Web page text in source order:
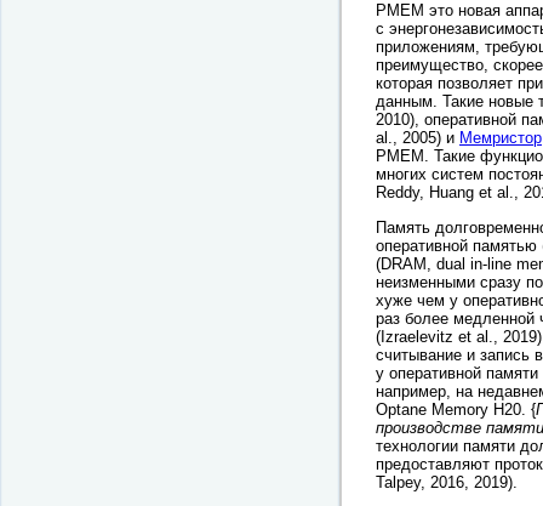
PMEM это новая
с
приложениям,
преимущество,
которая позволяет
данным. Такие новые
2010), оперативной
al., 2005) и Мемристор
PMEM. Такие
многих систем
Reddy, Huang et al.,
Память
оперативной
(DRAM, dual in-line
неизменными сразу
хуже чем у
раз более медленной
(Izraelevitz et al.,
считывание и запись
у оперативной
например, на
Optane Memory H20. {
производстве
технологии памяти
предоставляют
Talpey, 2016, 2019).